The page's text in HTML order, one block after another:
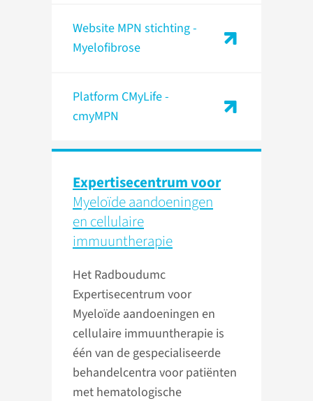
Website MPN stichting -
Myelofibrose
Platform CMyLife -
cmyMPN
Expertisecentrum voor
Myeloïde aandoeningen
en cellulaire
immuuntherapie
Het Radboudumc
Expertisecentrum voor
Myeloïde aandoeningen en
cellulaire immuuntherapie is
één van de gespecialiseerde
behandelcentra voor patiënten
met hematologische